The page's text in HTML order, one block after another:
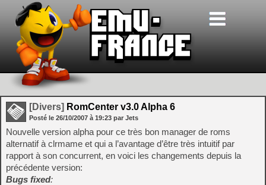
[Divers] RomCenter v3.0 Alpha 6
Posté le 26/10/2007 à 19:23 par Jets
Nouvelle version alpha pour ce très bon manager de roms
alternatif à clrmame et qui a l’avantage d’être très intuitif par
rapport à son concurrent, en voici les changements depuis la
précédente version:
Bugs fixed: